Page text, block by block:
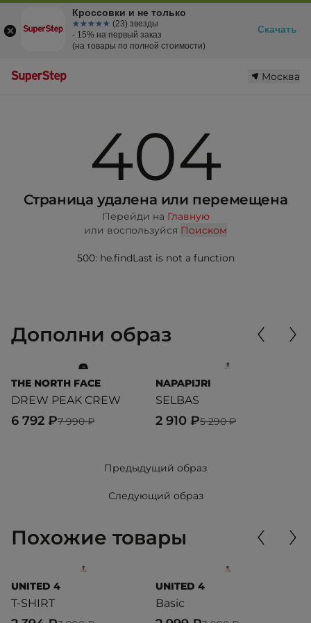
Москва
404
Страница удалена или перемещена
Перейди на Главную
или воспользуйся Поиском
500: he.findLast is not a function
Дополни образ
THE NORTH FACE
DREW PEAK CREW
7 990 ₽
6 792 ₽
NAPAPIJRI
SELBAS
5 290 ₽
2 910 ₽
Предыдущий образ
Следующий образ
Похожие товары
UNITED 4
T-SHIRT
UNITED 4
Basic
Кроссовки и не только
☆☆☆☆☆
★★★★★ (23) звезды
- 15% на первый заказ
(на товары по полной стоимости)
Скачать